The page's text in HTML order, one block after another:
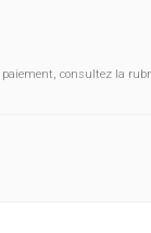
consultez la